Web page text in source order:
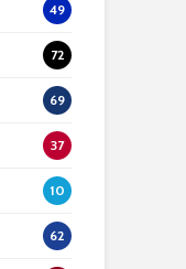
49
72
69
37
10
62